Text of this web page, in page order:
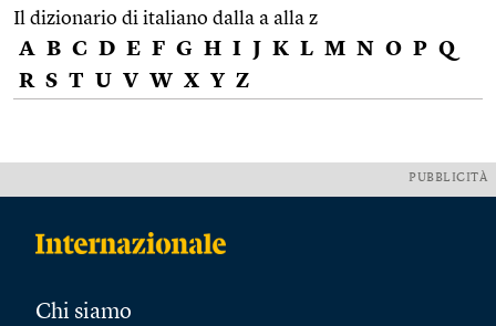
Il dizionario di italiano dalla a alla z
A B C D E F G H I J K L M N O P Q
R S T U V W X Y Z
PUBBLICITÀ
Chi siamo